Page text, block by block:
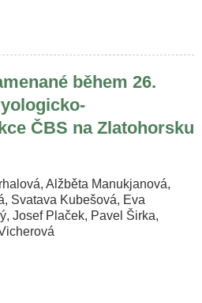
během 26.
ČBS na Zlatohorsku
Alžběta Manukjanová,
Svatava Kubešová, Eva
Josef Plaček, Pavel Širka,